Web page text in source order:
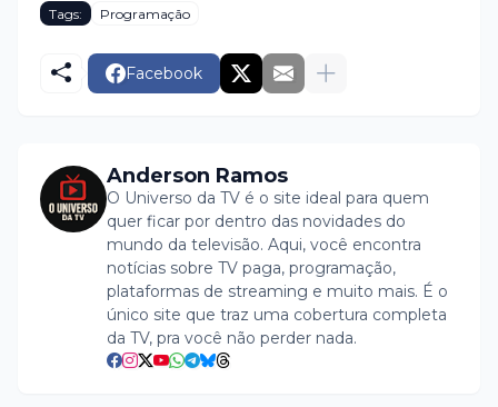
Tags: Programação
Facebook
Anderson Ramos
O Universo da TV é o site ideal para quem
quer ficar por dentro das novidades do
mundo da televisão. Aqui, você encontra
notícias sobre TV paga, programação,
plataformas de streaming e muito mais. É o
único site que traz uma cobertura completa
da TV, pra você não perder nada.